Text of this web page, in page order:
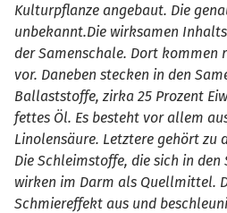
Kulturpflanze angebaut. Die
unbekannt.Die wirksamen
der Samenschale. Dort kommen
vor. Daneben stecken in den
Ballaststoffe, zirka 25 Prozent
fettes Öl. Es besteht vor allem
Linolensäure. Letztere gehört zu
Die Schleimstoffe, die sich in
wirken im Darm als Quellmittel.
Schmiereffekt aus und